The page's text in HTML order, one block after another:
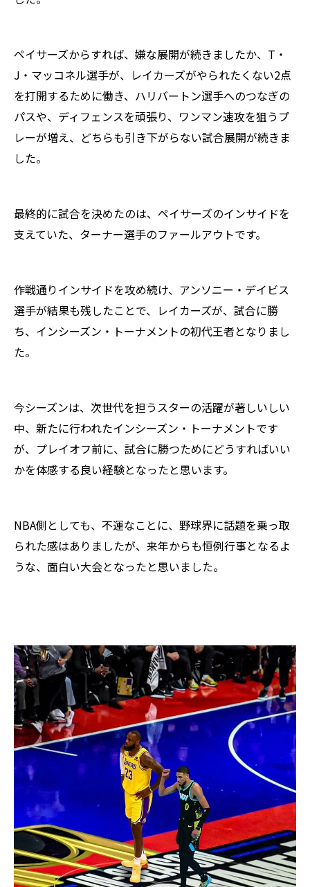
ペイサーズからすれば、嫌な展開が続きましたか、T・
J・マッコネル選手が、レイカーズがやられたくない2点
を打開するために働き、ハリバートン選手へのつなぎの
パスや、ディフェンスを頑張り、ワンマン速攻を狙うプ
レーが増え、どちらも引き下がらない試合展開が続きま
した。
最終的に試合を決めたのは、ペイサーズのインサイドを
支えていた、ターナー選手のファールアウトです。
作戦通りインサイドを攻め続け、アンソニー・デイビス
選手が結果も残したことで、レイカーズが、試合に勝
ち、インシーズン・トーナメントの初代王者となりまし
た。
今シーズンは、次世代を担うスターの活躍が著しいしい
中、新たに行われたインシーズン・トーナメントです
が、プレイオフ前に、試合に勝つためにどうすればいい
かを体感する良い経験となったと思います。
NBA側としても、不運なことに、野球界に話題を乗っ取
られた感はありましたが、来年からも恒例行事となるよ
うな、面白い大会となったと思いました。